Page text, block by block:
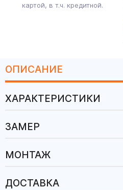
картой, в т.ч. кредитной.
ОПИСАНИЕ
ХАРАКТЕРИСТИКИ
ЗАМЕР
МОНТАЖ
ДОСТАВКА